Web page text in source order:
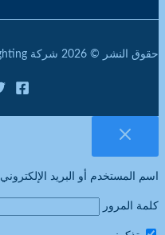
حقوق النشر © 2026 شركة Gonengo Lighting. جميع الحقوق محفوظة.
اسم المستخدم أو البريد الإلكتروني
كلمة المرور